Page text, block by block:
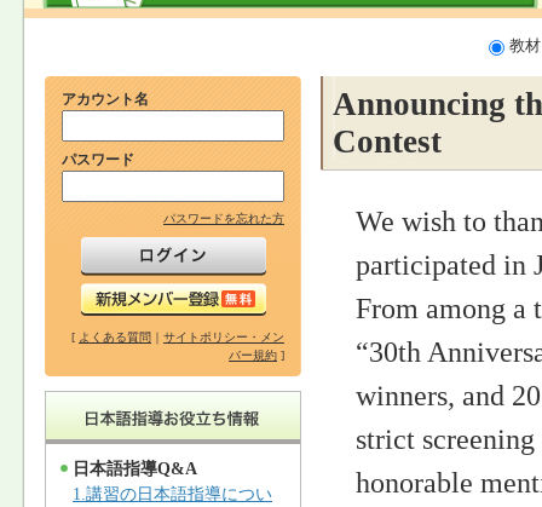
教
アカウント名
パスワード
パスワードを忘れた方
[ よくある質問 ｜ サイトポリシー・メン
バー規約 ]
日本語指導Q&A
1.講習の日本語指導につい
Announcing
Contest
We wish to
participated in
From among a
“30th
winners, and
strict screening
honorable